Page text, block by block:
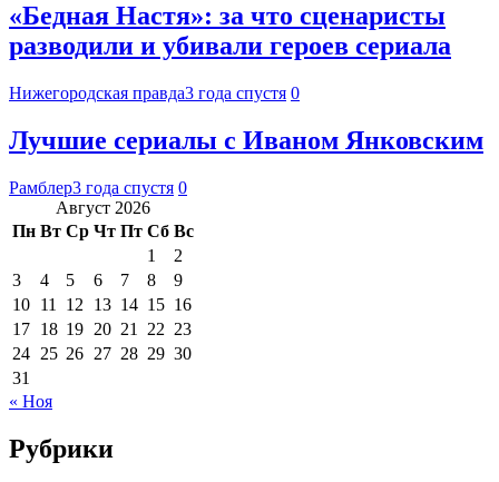
«Бедная Настя»: за что сценаристы
разводили и убивали героев сериала
Нижегородская правда3 года спустя 0
Лучшие сериалы с Иваном Янковским
Рамблер3 года спустя 0
Август 2026
Пн Вт Ср Чт Пт Сб Вс
1
2
3
4 5 6 7 8
9
10 11 12 13 14 15 16
17 18 19 20 21 22 23
24 25 26 27 28 29 30
31
« Ноя
Рубрики